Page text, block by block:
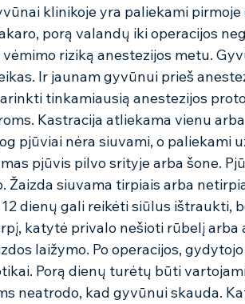
klinikoje yra paliekami pirmoje
porą valandų iki operacijos
riziką anestezijos metu.
Ir jaunam gyvūnui prieš
tinkamiausią anestezijos
Kastracija atliekama vienu
pjūviai nėra siuvami, o paliekami
pjūvis pilvo srityje arba šone.
Žaizda siuvama tirpiais arba
dienų gali reikėti siūlus ištraukti,
katytė privalo nešioti rūbelį arba
laižymo. Po operacijos,
Porą dienų turėtų būti
neatrodo, kad gyvūnui skauda.